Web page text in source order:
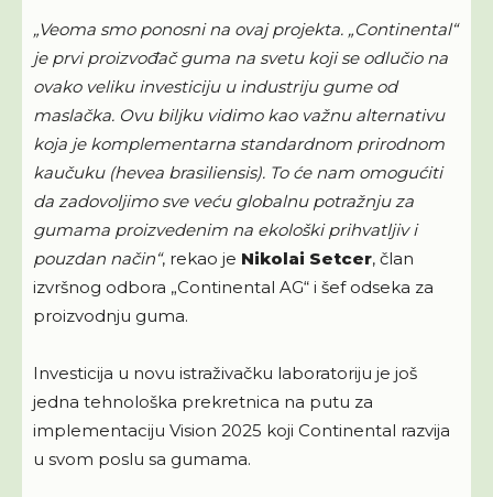
„Veoma smo ponosni na ovaj projekta. „Continental“
je prvi proizvođač guma na svetu koji se odlučio na
ovako veliku investiciju u industriju gume od
maslačka. Ovu biljku vidimo kao važnu alternativu
koja je komplementarna standardnom prirodnom
kaučuku (hevea brasiliensis). To će nam omogućiti
da zadovoljimo sve veću globalnu potražnju za
gumama proizvedenim na ekološki prihvatljiv i
pouzdan način“, rekao je Nikolai Setcer, član
izvršnog odbora „Continental AG“ i šef odseka za
proizvodnju guma.
Investicija u novu istraživačku laboratoriju je još
jedna tehnološka prekretnica na putu za
implementaciju Vision 2025 koji Continental razvija
u svom poslu sa gumama.